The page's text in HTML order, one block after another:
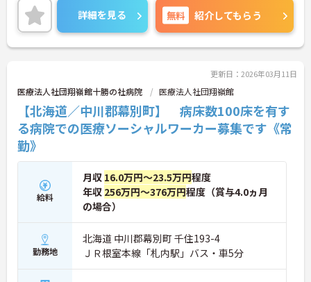
す。
賞与は4ヶ月の実積があり、頑張りがしっかりとお
給与の反映されるこのも魅力の一つです。
住宅手当や託児所などの福利厚生も充実しており、
ご興味のある方には、面接対策ポイントなど、さら
に詳細をお話しいたしますのでお気軽にご相談くだ
さい！
詳細を見る 無料 紹介してもらう
更新日：2026年03月11日
医療法人社団翔嶺館十勝の社病院 医療法人社団翔嶺館
【北海道／中川郡幕別町】 病床数100床を有す
る病院での医療ソーシャルワーカー募集です《常
勤》
給料
月収 16.0万円～23.5万円程度
年収 256万円～376万円程度（賞与4.0ヵ月
の場合）
勤務地
北海道 中川郡幕別町 千住193-4
ＪＲ根室本線「札内駅」バス・車5分